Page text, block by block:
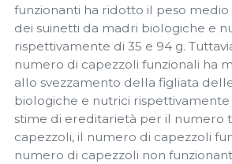
funzionanti ha ridotto il peso
dei suinetti da madri biologiche e
rispettivamente di 35 e 94 g.
numero di capezzoli funzionali ha
allo svezzamento della figliata
biologiche e nutrici rispettivamente
stime di ereditarietà per il numero
capezzoli, il numero di capezzoli
numero di capezzoli non